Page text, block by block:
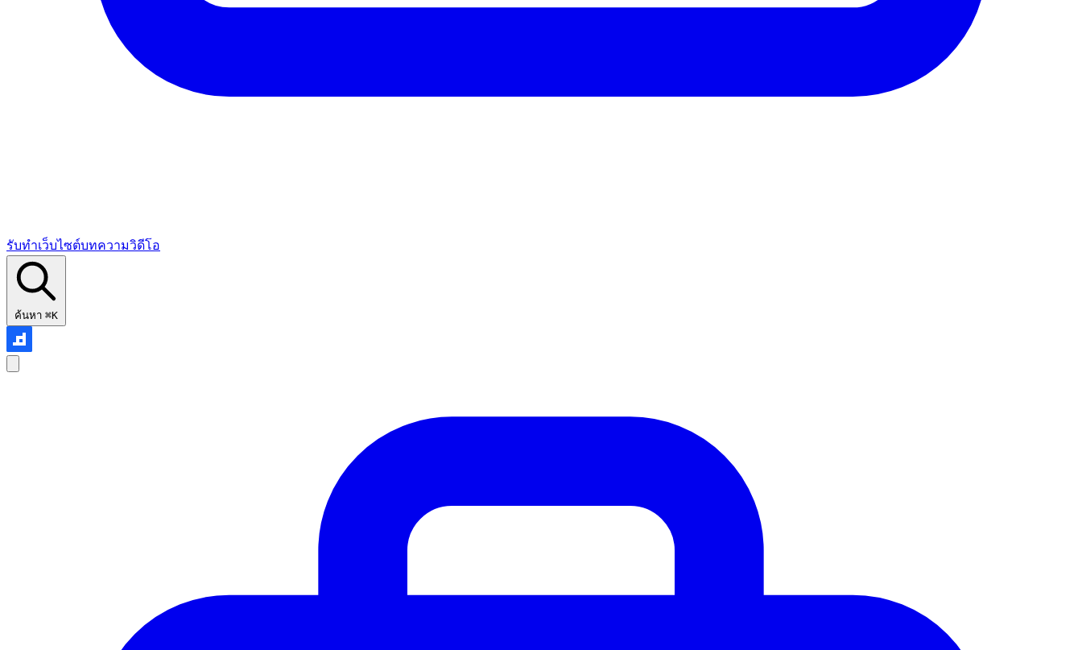
รับทำเว็บไซต์บทความวิดีโอ
ค้นหา ⌘K